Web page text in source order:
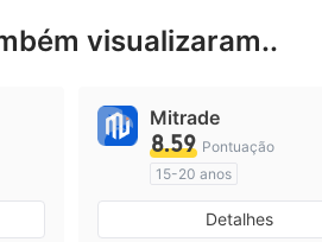
visualizaram..
Mitrade
8.59 Pontuação
15-20 anos
Austrália Regulamento
Market Marketing (MM)
Detalhes